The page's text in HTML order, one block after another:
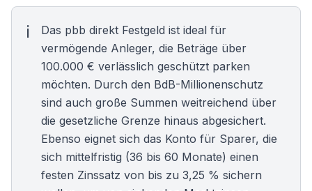
Das pbb direkt Festgeld ist ideal für
vermögende Anleger, die Beträge über
100.000 € verlässlich geschützt parken
möchten. Durch den BdB-Millionenschutz
sind auch große Summen weitreichend über
die gesetzliche Grenze hinaus abgesichert.
Ebenso eignet sich das Konto für Sparer, die
sich mittelfristig (36 bis 60 Monate) einen
festen Zinssatz von bis zu 3,25 % sichern